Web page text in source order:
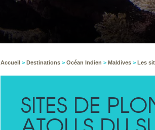
Accueil > Destinations > Océan Indien > Maldives > Les
SITES DE